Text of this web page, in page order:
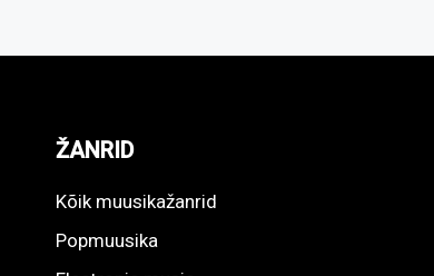
ŽANRID
Kõik muusikažanrid
Popmuusika